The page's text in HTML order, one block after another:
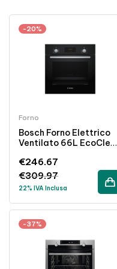
-20%
Forno
Bosch Forno Elettrico
Ventilato 66L EcoClean
€309.97
€246.67
22% IVA Inclusa
-37%